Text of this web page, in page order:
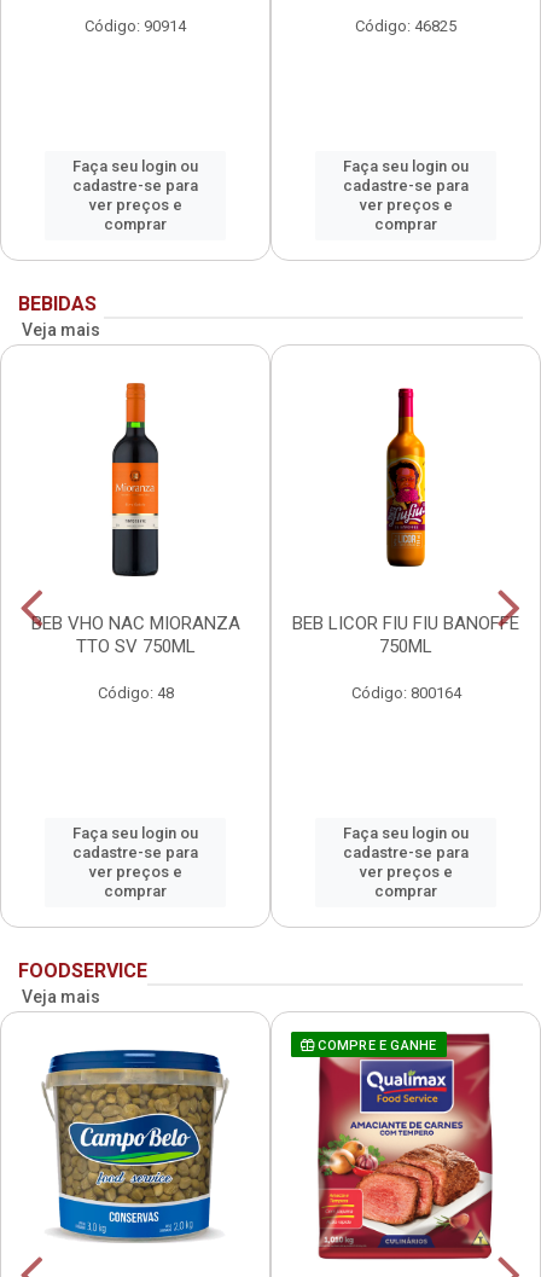
Código: 90914
Faça seu login ou
cadastre-se para
ver preços e
comprar
Código: 46825
Faça seu login ou
cadastre-se para
ver preços e
comprar
BEBIDAS
Veja mais
BEB VHO NAC MIORANZA
TTO SV 750ML
Código: 48
Faça seu login ou
cadastre-se para
ver preços e
comprar
BEB LICOR FIU FIU BANOFFE
750ML
Código: 800164
Faça seu login ou
cadastre-se para
ver preços e
comprar
FOODSERVICE
Veja mais
COMPRE E GANHE